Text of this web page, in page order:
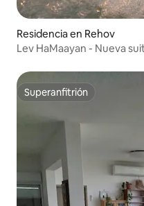
Residencia en Rehov
Lev HaMaayan - Nueva
Superanfitrión
Superanfitrión